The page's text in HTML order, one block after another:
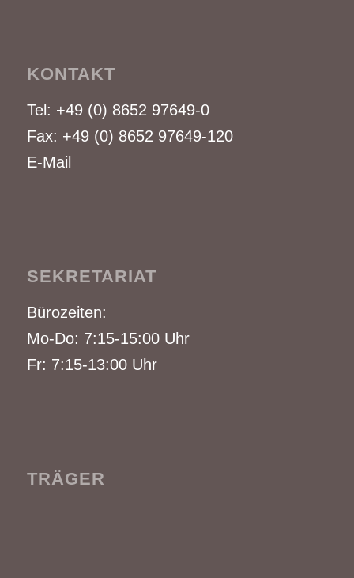
KONTAKT
Tel: +49 (0) 8652 97649-0
Fax: +49 (0) 8652 97649-120
E-Mail
SEKRETARIAT
Bürozeiten:
Mo-Do: 7:15-15:00 Uhr
Fr: 7:15-13:00 Uhr
TRÄGER